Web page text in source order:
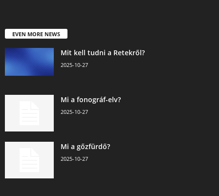
EVEN MORE NEWS
Mit kell tudni a Retekről?
2025-10-27
Mi a fonográf-elv?
2025-10-27
Mi a gőzfürdő?
2025-10-27